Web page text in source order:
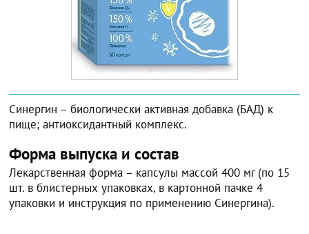
Синергин – биологически активная добавка (БАД) к
пище; антиоксидантный комплекс.
Форма выпуска и состав
Лекарственная форма – капсулы массой 400 мг (по 15
шт. в блистерных упаковках, в картонной пачке 4
упаковки и инструкция по применению Синергина).